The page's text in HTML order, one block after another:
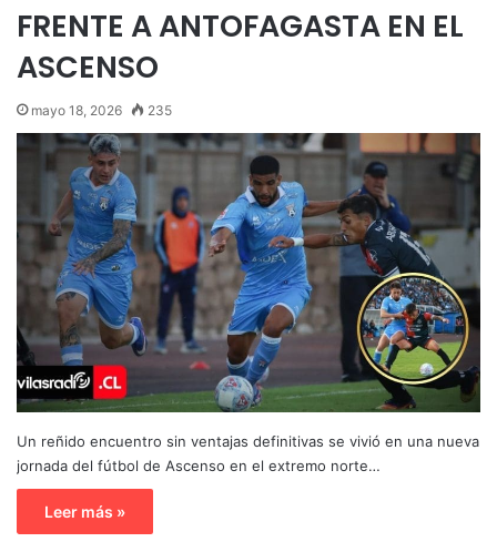
FRENTE A ANTOFAGASTA EN EL
ASCENSO
mayo 18, 2026 235
Un reñido encuentro sin ventajas definitivas se vivió en una nueva
jornada del fútbol de Ascenso en el extremo norte…
Leer más »